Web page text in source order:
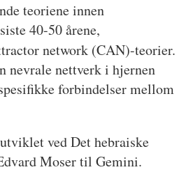
teoriene innen
40-50 årene,
network (CAN)-teorier.
nevrale nettverk i hjernen
forbindelser mellom
ved Det hebraiske
Moser til Gemini.